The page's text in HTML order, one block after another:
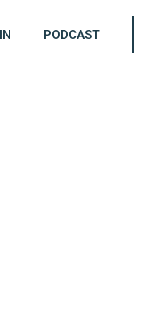
PODCAST